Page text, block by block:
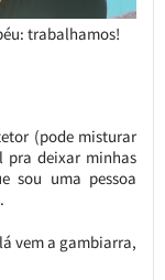
trabalhamos!
(pode misturar
pra deixar minhas
sou uma pessoa
vem a gambiarra,